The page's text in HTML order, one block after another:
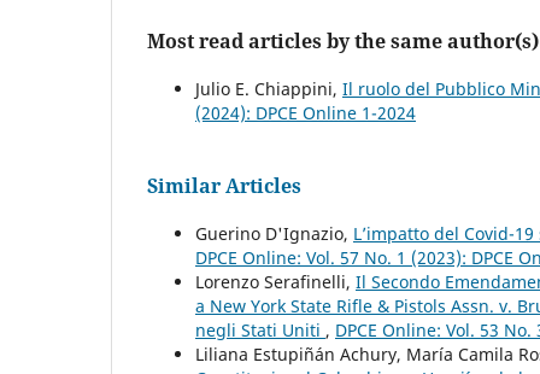
Most read articles by the same author(s)
Julio E. Chiappini, Il ruolo del Pubblico
(2024): DPCE Online 1-2024
Similar Articles
Guerino D'Ignazio, L’impatto del Covid-
DPCE Online: Vol. 57 No. 1 (2023): DPCE
Lorenzo Serafinelli, Il Secondo
a New York State Rifle & Pistols Assn. v.
negli Stati Uniti , DPCE Online: Vol. 53
Liliana Estupiñán Achury, María Camila